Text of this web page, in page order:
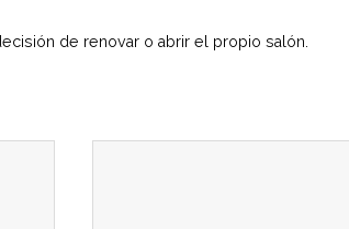
de renovar o abrir el propio salón.